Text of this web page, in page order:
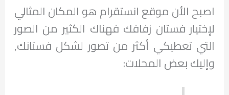
اصبح الأن موقع انستقرام هو المكان المثالي
لإختيار فستان زفافك فهناك الكثير من الصور
التي تعطيكي أكثر من تصور لشكل فستانك,
وإليك بعض المحلات: